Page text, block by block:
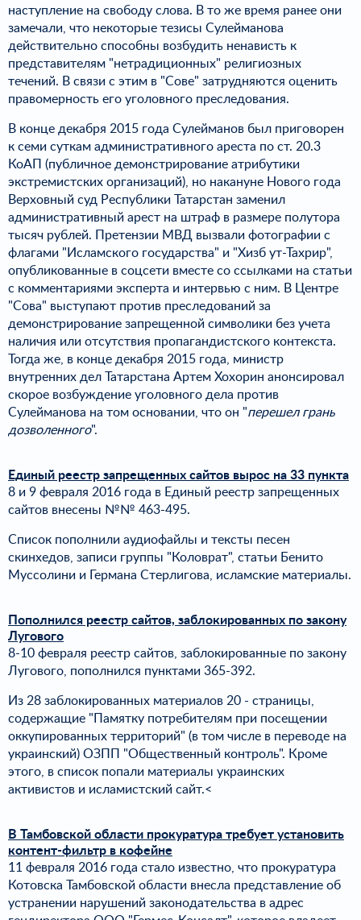
наступление на свободу слова. В то же время ранее они
замечали, что некоторые тезисы Сулейманова
действительно способны возбудить ненависть к
представителям "нетрадиционных" религиозных
течений. В связи с этим в "Сове" затрудняются оценить
правомерность его уголовного преследования.
В конце декабря 2015 года Сулейманов был приговорен
к семи суткам административного ареста по ст. 20.3
КоАП (публичное демонстрирование атрибутики
экстремистских организаций), но накануне Нового года
Верховный суд Республики Татарстан заменил
административный арест на штраф в размере полутора
тысяч рублей. Претензии МВД вызвали фотографии с
флагами "Исламского государства" и "Хизб ут-Тахрир",
опубликованные в соцсети вместе со ссылками на статьи
с комментариями эксперта и интервью с ним. В Центре
"Сова" выступают против преследований за
демонстрирование запрещенной символики без учета
наличия или отсутствия пропагандистского контекста.
Тогда же, в конце декабря 2015 года, министр
внутренних дел Татарстана Артем Хохорин анонсировал
скорое возбуждение уголовного дела против
Сулейманова на том основании, что он "перешел грань
дозволенного".
Единый реестр запрещенных сайтов вырос на 33 пункта
8 и 9 февраля 2016 года в Единый реестр запрещенных
сайтов внесены №№ 463-495.
Список пополнили аудиофайлы и тексты песен
скинхедов, записи группы "Коловрат", статьи Бенито
Муссолини и Германа Стерлигова, исламские материалы.
Пополнился реестр сайтов, заблокированных по закону
Лугового
8-10 февраля реестр сайтов, заблокированные по закону
Лугового, пополнился пунктами 365-392.
Из 28 заблокированных материалов 20 - страницы,
содержащие "Памятку потребителям при посещении
оккупированных территорий" (в том числе в переводе на
украинский) ОЗПП "Общественный контроль". Кроме
этого, в список попали материалы украинских
активистов и исламистский сайт.<
В Тамбовской области прокуратура требует установить
контент-фильтр в кофейне
11 февраля 2016 года стало известно, что прокуратура
Котовска Тамбовской области внесла представление об
устранении нарушений законодательства в адрес